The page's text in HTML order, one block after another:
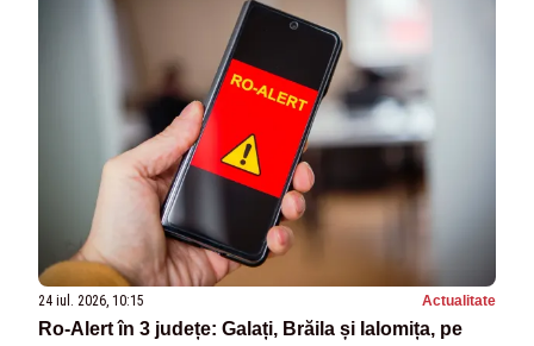
24 iul. 2026, 10:15 Actualitate
Ro‑Alert în 3 județe: Galați, Brăila și Ialomița, pe